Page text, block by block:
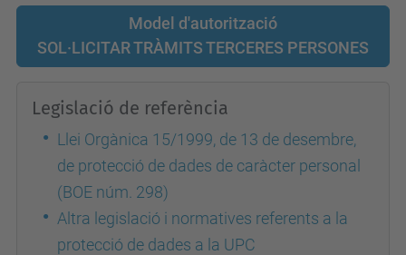
Model d'autorització
SOL·LICITAR TRÀMITS TERCERES PERSONES
Legislació de referència
Llei Orgànica 15/1999, de 13 de desembre,
de protecció de dades de caràcter personal
(BOE núm. 298)
Altra legislació i normatives referents a la
protecció de dades a la UPC